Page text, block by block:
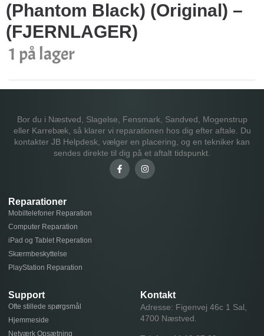
(Phantom Black) (Original) –
(FJERNLAGER)
1 på lager
Bor du i Næstved, Slagelse, Fensmark, Sandved, Mogenstrup
eller Karrebæk, så klarer vi reparationen hos dig efter aftale. Du
kontakter JB Helpdesk, vælger en placering, og en tekniker kan
sendes direkte til dig på et aftalt tidspunkt.
Reparationer
Mobiltelefoner Reparation
Computer Reparation
iPad og Tablet Reperation
Skærmbeskyttelse
PlayStation Reparation
Support
Ofte stillede spørgsmål
Hjemmeside
Netværk Opsætning
Kontakt
Adresse: Figenvej 46c 1 Sal,
4700 Næstved.